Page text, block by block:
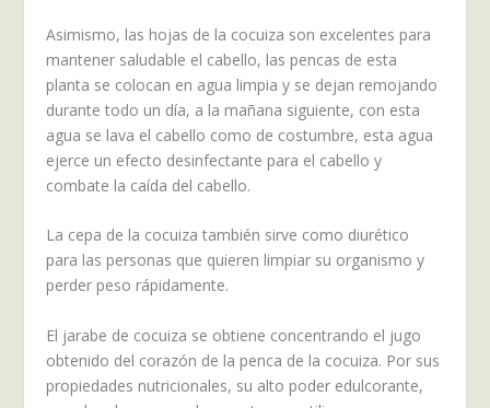
Asimismo, las hojas de la cocuiza son excelentes para
mantener saludable el cabello, las pencas de esta
planta se colocan en agua limpia y se dejan remojando
durante todo un día, a la mañana siguiente, con esta
agua se lava el cabello como de costumbre, esta agua
ejerce un efecto desinfectante para el cabello y
combate la caída del cabello.
La cepa de la cocuiza también sirve como diurético
para las personas que quieren limpiar su organismo y
perder peso rápidamente.
El jarabe de cocuiza se obtiene concentrando el jugo
obtenido del corazón de la penca de la cocuiza. Por sus
propiedades nutricionales, su alto poder edulcorante,